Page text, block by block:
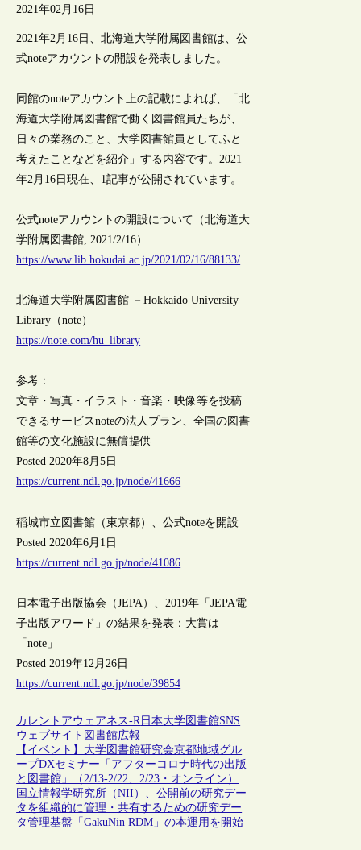
2021年02月16日
2021年2月16日、北海道大学附属図書館は、公
式noteアカウントの開設を発表しました。
同館のnoteアカウント上の記載によれば、「北
海道大学附属図書館で働く図書館員たちが、
日々の業務のこと、大学図書館員としてふと
考えたことなどを紹介」する内容です。2021
年2月16日現在、1記事が公開されています。
公式noteアカウントの開設について（北海道大
学附属図書館, 2021/2/16）
https://www.lib.hokudai.ac.jp/2021/02/16/88133/
北海道大学附属図書館 －Hokkaido University
Library（note）
https://note.com/hu_library
参考：
文章・写真・イラスト・音楽・映像等を投稿
できるサービスnoteの法人プラン、全国の図書
館等の文化施設に無償提供
Posted 2020年8月5日
https://current.ndl.go.jp/node/41666
稲城市立図書館（東京都）、公式noteを開設
Posted 2020年6月1日
https://current.ndl.go.jp/node/41086
日本電子出版協会（JEPA）、2019年「JEPA電
子出版アワード」の結果を発表：大賞は
「note」
Posted 2019年12月26日
https://current.ndl.go.jp/node/39854
カレントアウェアネス-R日本大学図書館SNS
ウェブサイト 図書館広報
【イベント】大学図書館研究会京都地域グル
ープDXセミナー「アフターコロナ時代の出版
と図書館」（2/13-2/22、2/23・オンライン）
国立情報学研究所（NII）、公開前の研究デー
タを組織的に管理・共有するための研究デー
タ管理基盤「GakuNin RDM」の本運用を開始